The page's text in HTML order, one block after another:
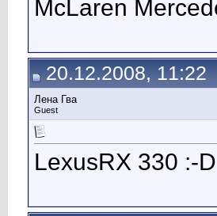
McLaren
20.12.2008, 11:22
Лена Гва
Guest
LexusRX 330 :-D